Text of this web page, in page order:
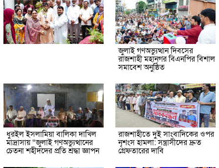
জুলাই গণঅভ্যুত্থান দিবসের
রাজশাহী মহানগর বিএনপির বিশাল
সমাবেশ অনুষ্ঠিত
ধুরইল ইসলামিয়া বালিকা দাখিল
মাদ্রাসায় “জুলাই গণঅভ্যুত্থানের
চেতনা শহীদদের প্রতি শ্রদ্ধা জ্ঞাপন
রাজশাহীতে দুই সাংবাদিকের ওপর
নৃশংস হামলা: সন্ত্রাসীদের দ্রুত
গ্রেফতারের দাবি